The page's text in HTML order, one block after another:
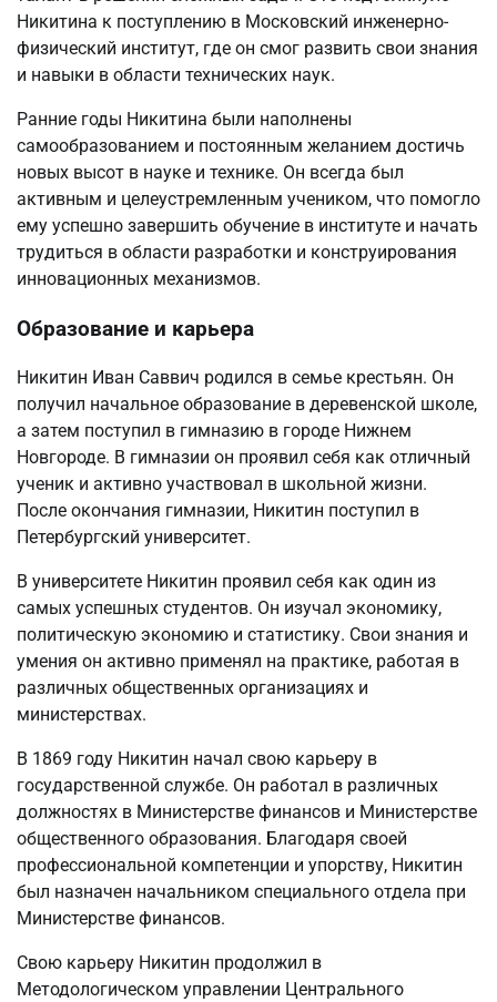
Никитина к поступлению в Московский инженерно-
физический институт, где он смог развить свои знания
и навыки в области технических наук.
Ранние годы Никитина были наполнены
самообразованием и постоянным желанием достичь
новых высот в науке и технике. Он всегда был
активным и целеустремленным учеником, что помогло
ему успешно завершить обучение в институте и начать
трудиться в области разработки и конструирования
инновационных механизмов.
Образование и карьера
Никитин Иван Саввич родился в семье крестьян. Он
получил начальное образование в деревенской школе,
а затем поступил в гимназию в городе Нижнем
Новгороде. В гимназии он проявил себя как отличный
ученик и активно участвовал в школьной жизни.
После окончания гимназии, Никитин поступил в
Петербургский университет.
В университете Никитин проявил себя как один из
самых успешных студентов. Он изучал экономику,
политическую экономию и статистику. Свои знания и
умения он активно применял на практике, работая в
различных общественных организациях и
министерствах.
В 1869 году Никитин начал свою карьеру в
государственной службе. Он работал в различных
должностях в Министерстве финансов и Министерстве
общественного образования. Благодаря своей
профессиональной компетенции и упорству, Никитин
был назначен начальником специального отдела при
Министерстве финансов.
Свою карьеру Никитин продолжил в
Методологическом управлении Центрального